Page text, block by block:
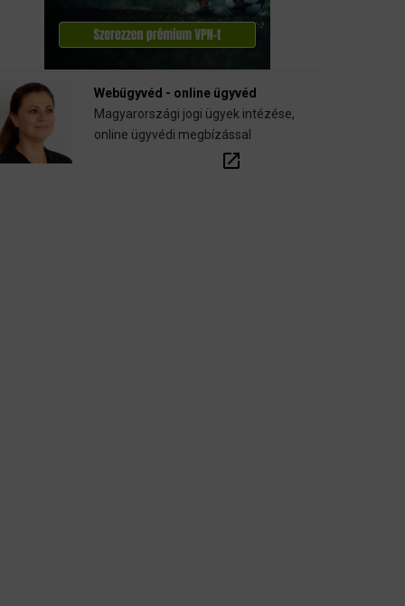
Webügyvéd - online ügyvéd
Magyarországi jogi ügyek intézése,
online ügyvédi megbízással
open_in_new